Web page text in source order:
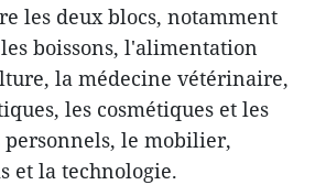
les deux blocs, notamment
boissons, l'alimentation
la médecine vétérinaire,
les cosmétiques et les
le mobilier,
et la technologie.